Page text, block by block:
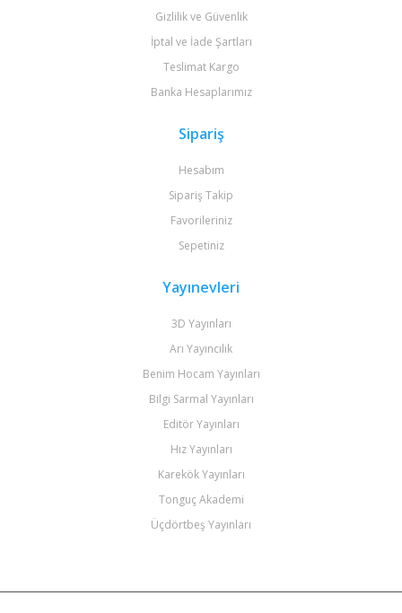
Gizlilik ve Güvenlik
İptal ve İade Şartları
Teslimat Kargo
Banka Hesaplarımız
Sipariş
Hesabım
Sipariş Takip
Favorileriniz
Sepetiniz
Yayınevleri
3D Yayınları
Arı Yayıncılık
Benim Hocam Yayınları
Bilgi Sarmal Yayınları
Editör Yayınları
Hız Yayınları
Karekök Yayınları
Tonguç Akademi
Üçdörtbeş Yayınları